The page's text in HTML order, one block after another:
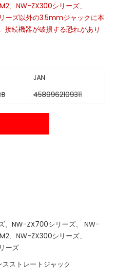
、NW-ZX300シリーズ、
ーズ以外の3.5mmジャックに本
接続機器が破損する恐れがあり
JAN
4589962109311
、NW-ZX700シリーズ、 NW-
、NW-ZX300シリーズ、
ーズ
ストレートジャック